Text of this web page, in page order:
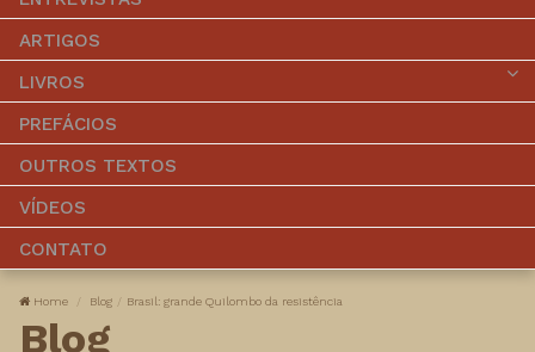
ARTIGOS
LIVROS
PREFÁCIOS
OUTROS TEXTOS
VÍDEOS
CONTATO
Home Blog Brasil: grande Quilombo da resistência
Blog